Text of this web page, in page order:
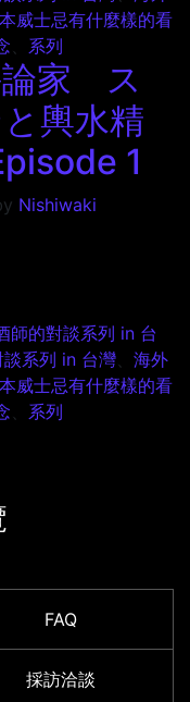
威士忌有什麼樣的看
、 系列
論家 ス
輿水精
1
Nishiwaki
師的對談系列 in 台
系列 in 台灣、 海外
威士忌有什麼樣的看
、 系列
FAQ
採訪洽談